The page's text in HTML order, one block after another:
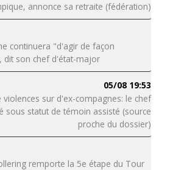
annonce sa retraite (fédération)
continuera "d'agir de façon
dit son chef d'état-major
05/08 19:53
violences sur d'ex-compagnes: le chef
sous statut de témoin assisté (source
proche du dossier)
remporte la 5e étape du Tour